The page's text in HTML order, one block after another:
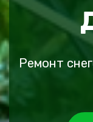
Ремонт